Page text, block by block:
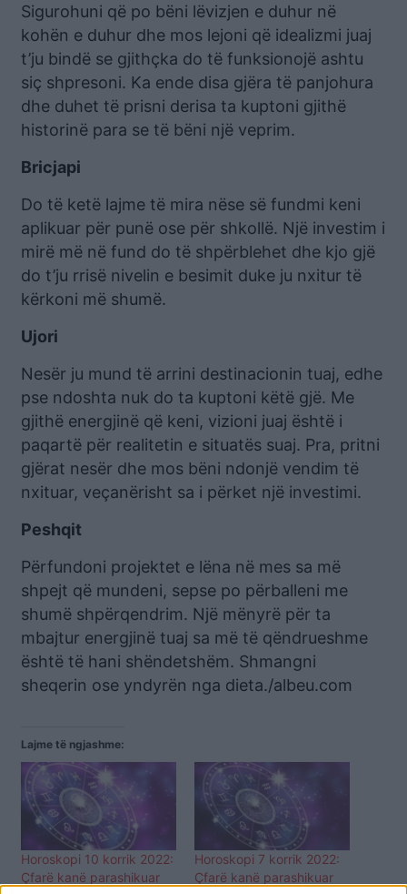
Sigurohuni që po bëni lëvizjen e duhur në
kohën e duhur dhe mos lejoni që idealizmi juaj
t’ju bindë se gjithçka do të funksionojë ashtu
siç shpresoni. Ka ende disa gjëra të panjohura
dhe duhet të prisni derisa ta kuptoni gjithë
historinë para se të bëni një veprim.
Bricjapi
Do të ketë lajme të mira nëse së fundmi keni
aplikuar për punë ose për shkollë. Një investim i
mirë më në fund do të shpërblehet dhe kjo gjë
do t’ju rrisë nivelin e besimit duke ju nxitur të
kërkoni më shumë.
Ujori
Nesër ju mund të arrini destinacionin tuaj, edhe
pse ndoshta nuk do ta kuptoni këtë gjë. Me
gjithë energjinë që keni, vizioni juaj është i
paqartë për realitetin e situatës suaj. Pra, pritni
gjërat nesër dhe mos bëni ndonjë vendim të
nxituar, veçanërisht sa i përket një investimi.
Peshqit
Përfundoni projektet e lëna në mes sa më
shpejt që mundeni, sepse po përballeni me
shumë shpërqendrim. Një mënyrë për ta
mbajtur energjinë tuaj sa më të qëndrueshme
është të hani shëndetshëm. Shmangni
sheqerin ose yndyrën nga dieta./albeu.com
Lajme të ngjashme:
Horoskopi 10 korrik 2022:
Çfarë kanë parashikuar
Horoskopi 7 korrik 2022:
Çfarë kanë parashikuar